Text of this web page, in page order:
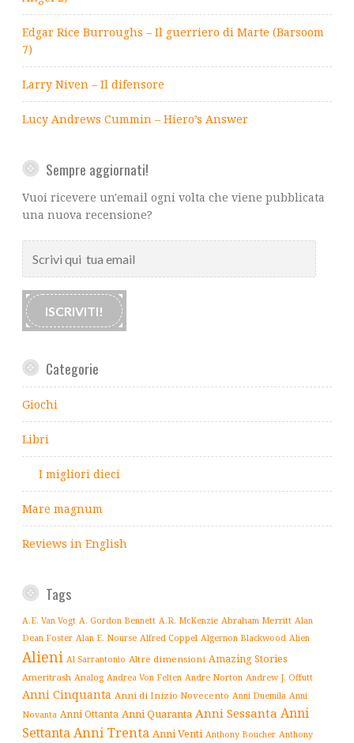
Edgar Rice Burroughs – Il guerriero di Marte (Barsoom
7)
Larry Niven – Il difensore
Lucy Andrews Cummin – Hiero’s Answer
Sempre aggiornati!
Vuoi ricevere un'email ogni volta che viene pubblicata
una nuova recensione?
qui
tua
email
ISCRIVITI!
Categorie
Giochi
Libri
I migliori dieci
Mare magnum
Reviews in English
Tags
A.E. Van Vogt A. Gordon Bennett A.R. McKenzie Abraham Merritt Alan
Dean Foster Alan E. Nourse Alfred Coppel Algernon Blackwood Alien
Alieni Al Sarrantonio Altre dimensioni Amazing Stories
Ameritrash Analog Andrea Von Felten Andre Norton Andrew J. Offutt
Anni Cinquanta Anni di Inizio Novecento Anni Duemila Anni
Novanta Anni Ottanta Anni Quaranta Anni Sessanta Anni
SettantaAnni Trenta Anni Venti Anthony Boucher Anthony